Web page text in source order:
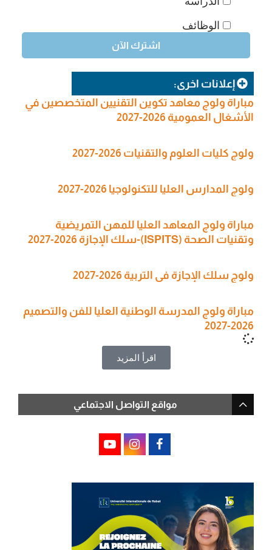
الوظائف
إعلانات اخرى:
مباراة ولوج معاهد تكوين التقنيين المتخصصين في
الأشغال العمومية 2026-2027
ولوج كليات العلوم والتقنيات 2026-2027
ولوج المدارس العليا للتكنولوجيا 2026-2027
مباراة ولوج المعاهد العليا للمهن التمريضية
وتقنيات الصحة (ISPITS)-سلك الإجازة 2026-2027
ولوج سلك الإجازة في التربية 2026-2027
مباراة ولوج المدرسة الوطنية العليا للفن والتصميم
2026-2027
اقرأ المزيد
مواقع التواصل الاجتماعي